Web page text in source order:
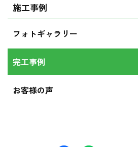
施工事例
フォトギャラリー
完工事例
お客様の声